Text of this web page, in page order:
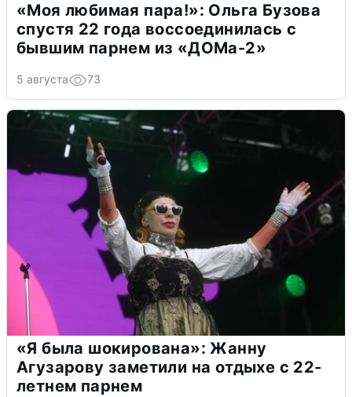
«Моя любимая пара!»: Ольга Бузова
спустя 22 года воссоединилась с
бывшим парнем из «ДОМа-2»
5 августа 73
«Я была шокирована»: Жанну
Агузарову заметили на отдыхе с 22-
летнем парнем